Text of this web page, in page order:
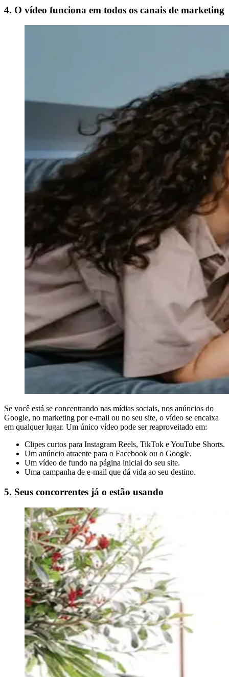
4. O vídeo funciona em todos os canais de marketing
Se você está se concentrando nas mídias sociais, nos anúncios do
Google, no marketing por e-mail ou no seu site, o vídeo se encaixa
em qualquer lugar. Um único vídeo pode ser reaproveitado em:
Clipes curtos para Instagram Reels, TikTok e YouTube Shorts.
Um anúncio atraente para o Facebook ou o Google.
Um vídeo de fundo na página inicial do seu site.
Uma campanha de e-mail que dá vida ao seu destino.
5. Seus concorrentes já o estão usando